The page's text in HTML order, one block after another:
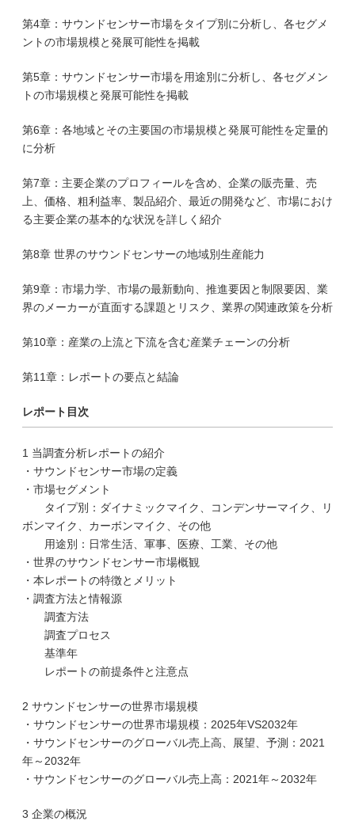
第4章：サウンドセンサー市場をタイプ別に分析し、各セグメ
ントの市場規模と発展可能性を掲載
第5章：サウンドセンサー市場を用途別に分析し、各セグメン
トの市場規模と発展可能性を掲載
第6章：各地域とその主要国の市場規模と発展可能性を定量的
に分析
第7章：主要企業のプロフィールを含め、企業の販売量、売
上、価格、粗利益率、製品紹介、最近の開発など、市場におけ
る主要企業の基本的な状況を詳しく紹介
第8章 世界のサウンドセンサーの地域別生産能力
第9章：市場力学、市場の最新動向、推進要因と制限要因、業
界のメーカーが直面する課題とリスク、業界の関連政策を分析
第10章：産業の上流と下流を含む産業チェーンの分析
第11章：レポートの要点と結論
レポート目次
1 当調査分析レポートの紹介
・サウンドセンサー市場の定義
・市場セグメント
タイプ別：ダイナミックマイク、コンデンサーマイク、リ
ボンマイク、カーボンマイク、その他
用途別：日常生活、軍事、医療、工業、その他
・世界のサウンドセンサー市場概観
・本レポートの特徴とメリット
・調査方法と情報源
調査方法
調査プロセス
基準年
レポートの前提条件と注意点
2 サウンドセンサーの世界市場規模
・サウンドセンサーの世界市場規模：2025年VS2032年
・サウンドセンサーのグローバル売上高、展望、予測：2021
年～2032年
・サウンドセンサーのグローバル売上高：2021年～2032年
3 企業の概況